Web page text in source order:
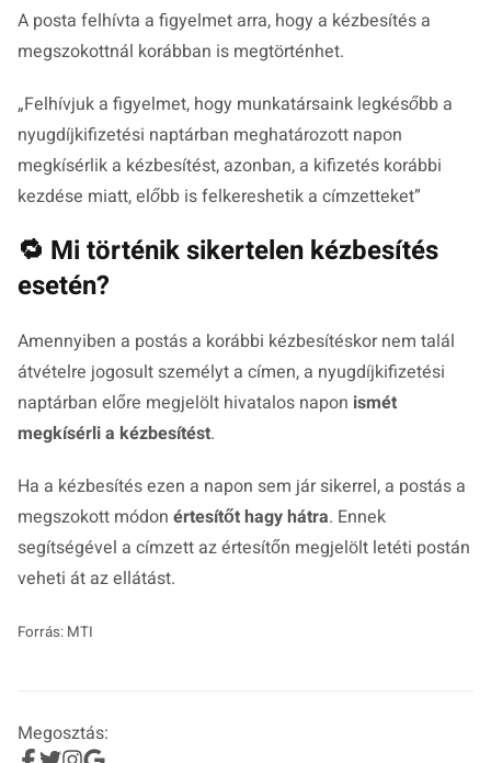
A posta felhívta a figyelmet arra, hogy a kézbesítés a
megszokottnál korábban is megtörténhet.
„Felhívjuk a figyelmet, hogy munkatársaink legkésőbb a
nyugdíjkifizetési naptárban meghatározott napon
megkísérlik a kézbesítést, azonban, a kifizetés korábbi
kezdése miatt, előbb is felkereshetik a címzetteket”
🔁 Mi történik sikertelen kézbesítés
esetén?
Amennyiben a postás a korábbi kézbesítéskor nem talál
átvételre jogosult személyt a címen, a nyugdíjkifizetési
naptárban előre megjelölt hivatalos napon ismét
megkísérli a kézbesítést.
Ha a kézbesítés ezen a napon sem jár sikerrel, a postás a
megszokott módon értesítőt hagy hátra. Ennek
segítségével a címzett az értesítőn megjelölt letéti postán
veheti át az ellátást.
Forrás: MTI
Megosztás: